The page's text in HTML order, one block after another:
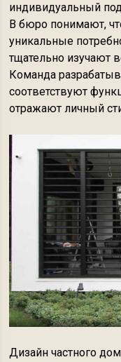
индивидуальный
В бюро понимают,
уникальные
тщательно изучают
Команда
соответствуют
отражают личный
Дизайн частного